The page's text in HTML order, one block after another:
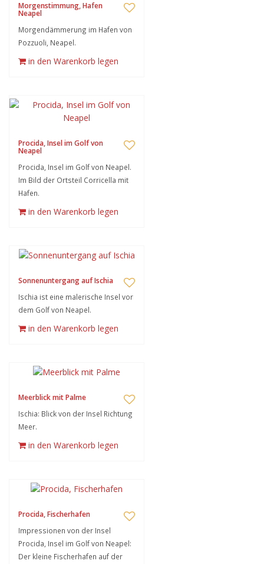
Morgenstimmung, Hafen
Neapel
Morgendämmerung im Hafen von
Pozzuoli, Neapel.
in den Warenkorb legen
Procida, Insel im Golf von
Neapel
Procida, Insel im Golf von Neapel.
Im Bild der Ortsteil Corricella mit
Hafen.
in den Warenkorb legen
Sonnenuntergang auf Ischia
Ischia ist eine malerische Insel vor
dem Golf von Neapel.
in den Warenkorb legen
Meerblick mit Palme
Ischia: Blick von der Insel Richtung
Meer.
in den Warenkorb legen
Procida, Fischerhafen
Impressionen von der Insel
Procida, Insel im Golf von Neapel:
Der kleine Fischerhafen auf der